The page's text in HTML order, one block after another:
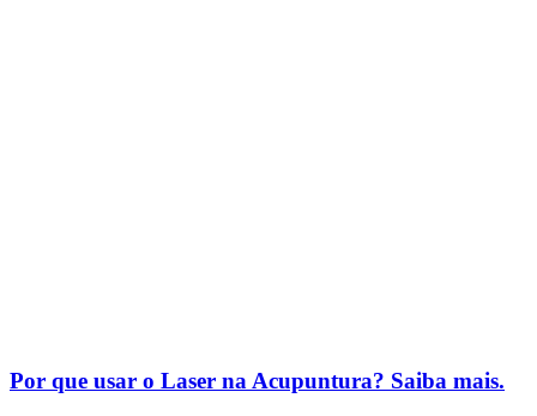
Por que usar o Laser na Acupuntura? Saiba mais.